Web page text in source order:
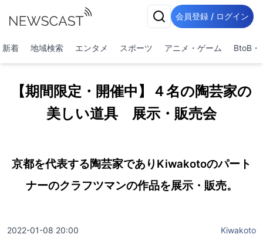
会員登録 / ログイン
新着 地域検索 エンタメ スポーツ アニメ・ゲーム BtoB・
【期間限定・開催中】４名の陶芸家の
美しい道具 展示・販売会
京都を代表する陶芸家でありKiwakotoのパート
ナーのクラフツマンの作品を展示・販売。
2022-01-08 20:00 Kiwakoto